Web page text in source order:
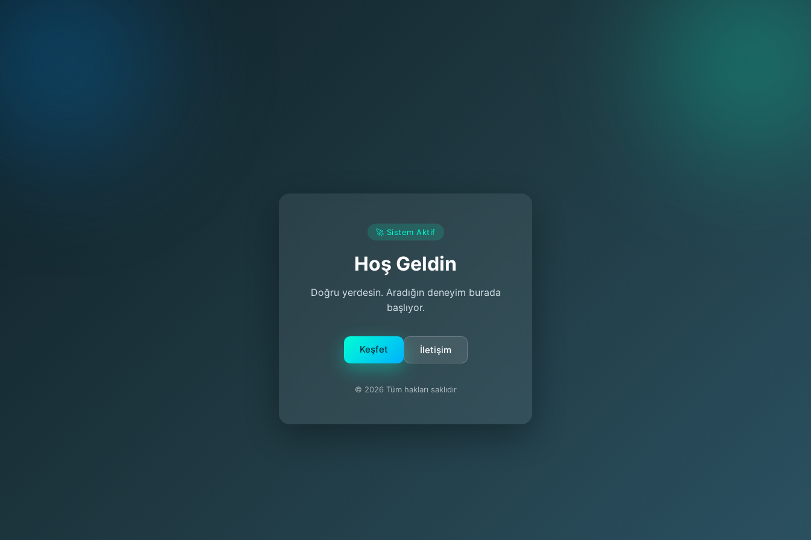
🚀 Sistem Aktif
Hoş Geldin
Doğru yerdesin. Aradığın deneyim burada
başlıyor.
Keşfet İletişim
© 2026 Tüm hakları saklıdır